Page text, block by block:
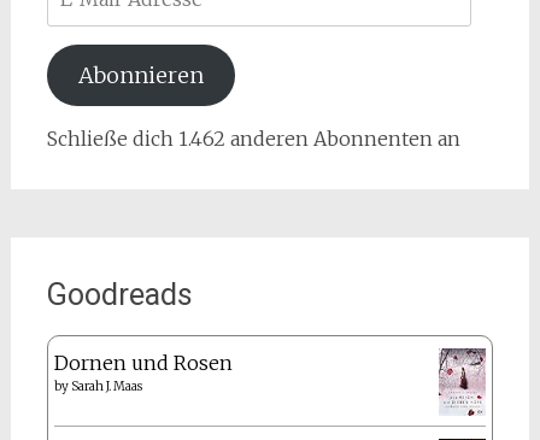
Mail-
Adresse
Abonnieren
Schließe dich 1.462 anderen Abonnenten an
Goodreads
Dornen und Rosen
by Sarah J. Maas